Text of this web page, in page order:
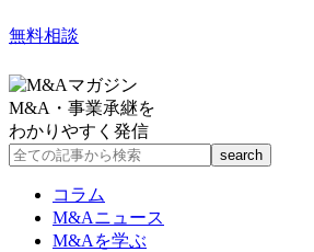
無料相談
M&A・事業承継を
わかりやすく発信
コラム
M&Aニュース
M&Aを学ぶ